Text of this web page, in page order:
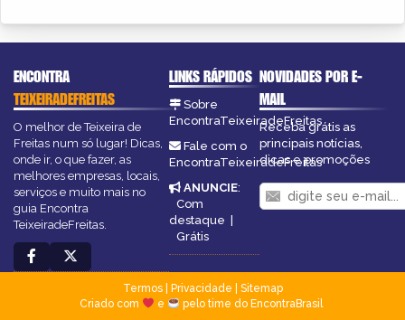
ENCONTRA
TEIXEIRADEFREITAS
O melhor de Teixeira de
Freitas num só lugar! Dicas,
onde ir, o que fazer, as
melhores empresas, locais,
serviços e muito mais no
guia Encontra
TeixeiradeFreitas.
LINKS RÁPIDOS
Sobre
EncontraTeixeiradeFreitas
Fale com o
EncontraTeixeiradeFreitas
ANUNCIE:
Com
destaque
Grátis
NOVIDADES POR E-
MAIL
Receba grátis as
principais notícias,
dicas e promoções
Termos| Privacidade
Sitemap
Criado com
e pelo time do EncontraBrasil